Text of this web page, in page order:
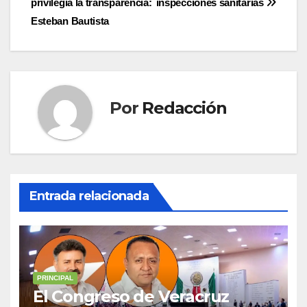
entradas
Esteban Bautista
Por Redacción
Entrada relacionada
PRINCIPAL
El Congreso de Veracruz